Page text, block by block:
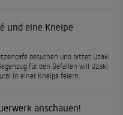
und eine Kneipe
besuchen und bittet Uzaki
für den Gefallen will Uzaki
in einer Kneipe feiern.
anschauen!